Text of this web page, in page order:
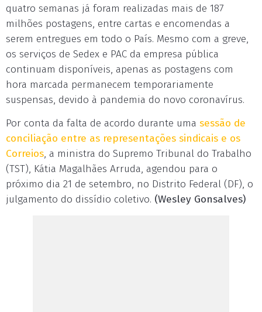
quatro semanas já foram realizadas mais de 187
milhões postagens, entre cartas e encomendas a
serem entregues em todo o País. Mesmo com a greve,
os serviços de Sedex e PAC da empresa pública
continuam disponíveis, apenas as postagens com
hora marcada permanecem temporariamente
suspensas, devido à pandemia do novo coronavírus.
Por conta da falta de acordo durante uma sessão de
conciliação entre as representações sindicais e os
Correios, a ministra do Supremo Tribunal do Trabalho
(TST), Kátia Magalhães Arruda, agendou para o
próximo dia 21 de setembro, no Distrito Federal (DF), o
julgamento do dissídio coletivo. (Wesley Gonsalves)